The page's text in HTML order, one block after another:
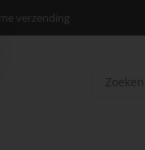
verzending